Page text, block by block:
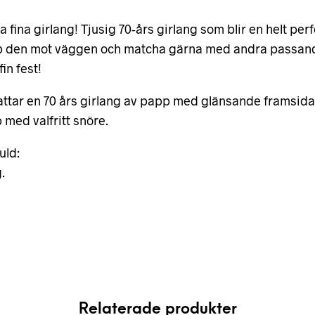
fina girlang! Tjusig 70-års girlang som blir en helt
den mot väggen och matcha gärna med andra
fest!
en 70 års girlang av papp med glänsande
med valfritt snöre.
Relaterade produkter